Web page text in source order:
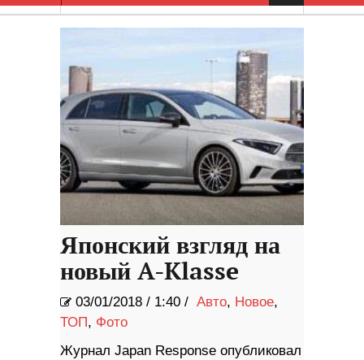
Японский взгляд на
новый A-Klasse
03/01/2018 / 1:40 / Авто, Новое,
ТОП, Фото
Журнал Japan Response опубликовал